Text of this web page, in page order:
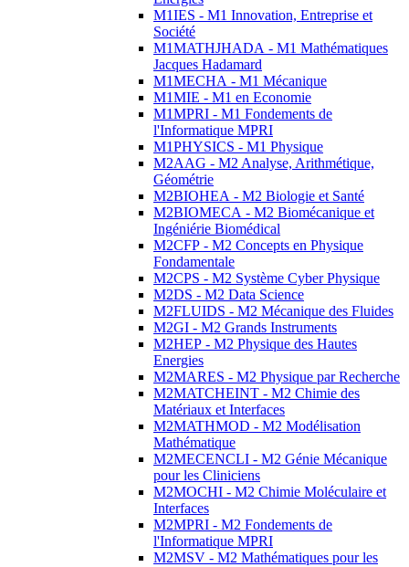
M1IES - M1 Innovation, Entreprise et
Société
M1MATHJHADA - M1 Mathématiques
Jacques Hadamard
M1MECHA - M1 Mécanique
M1MIE - M1 en Economie
M1MPRI - M1 Fondements de
l'Informatique MPRI
M1PHYSICS - M1 Physique
M2AAG - M2 Analyse, Arithmétique,
Géométrie
M2BIOHEA - M2 Biologie et Santé
M2BIOMECA - M2 Biomécanique et
Ingéniérie Biomédical
M2CFP - M2 Concepts en Physique
Fondamentale
M2CPS - M2 Système Cyber Physique
M2DS - M2 Data Science
M2FLUIDS - M2 Mécanique des Fluides
M2GI - M2 Grands Instruments
M2HEP - M2 Physique des Hautes
Energies
M2MARES - M2 Physique par Recherche
M2MATCHEINT - M2 Chimie des
Matériaux et Interfaces
M2MATHMOD - M2 Modélisation
Mathématique
M2MECENCLI - M2 Génie Mécanique
pour les Cliniciens
M2MOCHI - M2 Chimie Moléculaire et
Interfaces
M2MPRI - M2 Fondements de
l'Informatique MPRI
M2MSV - M2 Mathématiques pour les